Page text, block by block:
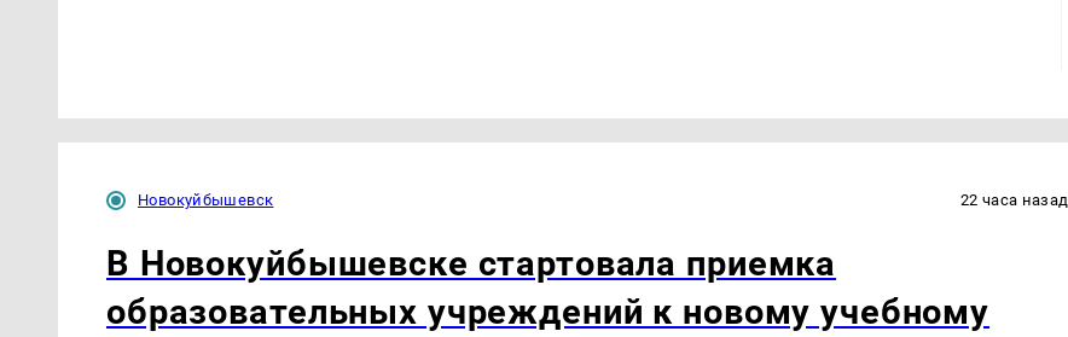
Новокуйбышевск 22 часа назад
В Новокуйбышевске стартовала приемка
образовательных учреждений к новому учебному